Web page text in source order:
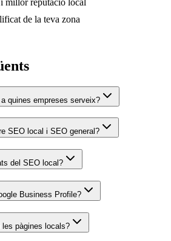
de la teva zona
quines empreses serveix?
SEO local i SEO general?
del SEO local?
Business Profile?
pàgines locals?